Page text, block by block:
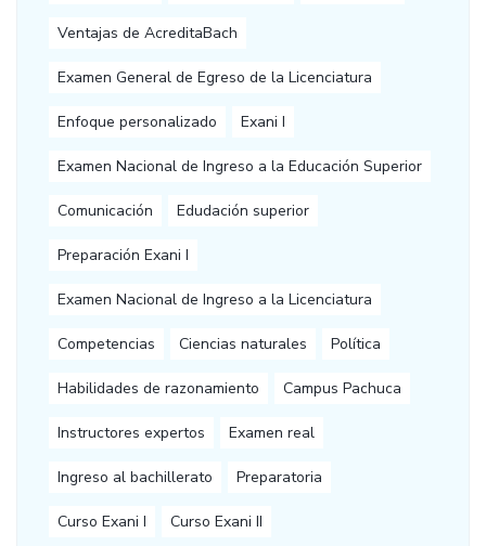
Ventajas de AcreditaBach
Examen General de Egreso de la Licenciatura
Enfoque personalizado Exani I
Examen Nacional de Ingreso a la Educación Superior
Comunicación Edudación superior
Preparación Exani I
Examen Nacional de Ingreso a la Licenciatura
Competencias Ciencias naturales Política
Habilidades de razonamiento Campus Pachuca
Instructores expertos Examen real
Ingreso al bachillerato Preparatoria
Curso Exani I Curso Exani II